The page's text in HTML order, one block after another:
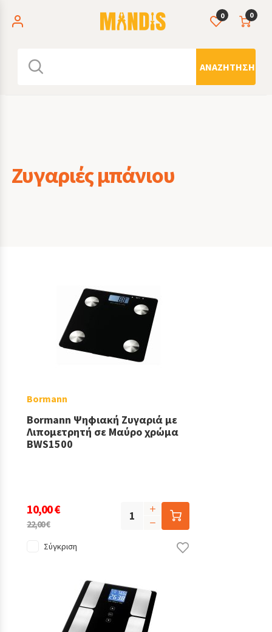
0
ΑΝΑΖΉΤΗΣΗ
0
Ζυγαριές μπάνιου
Bormann
Bormann Ψηφιακή Ζυγαριά με
Λιπομετρητή σε Μαύρο χρώμα
BWS1500
10,00 €
22,00 €
Σύγκριση